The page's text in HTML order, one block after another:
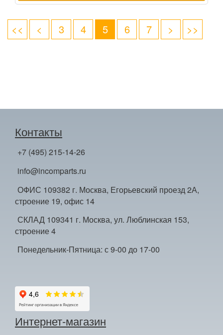
<< < 3 4 5 6 7 > >>
Контакты
+7 (495) 215-14-26
info@incomparts.ru
ОФИС 109382 г. Москва, Егорьевский проезд 2А,
строение 19, офис 14
СКЛАД 109341 г. Москва, ул. Люблинская 153,
строение 4
Понедельник-Пятница: с 9-00 до 17-00
Интернет-магазин